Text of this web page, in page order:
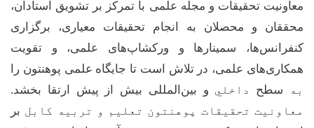
معاونیت تحقیقات و مجله علمی با تمرکز بر تشویق استادان،
محققان و محصلان به انجام تحقیقات معیاری، برگزاری
کنفرانس‌ها، سمینارها و ورکشاپ‌های علمی، و تقویت
همکاری‌های علمی، در تلاش است تا جایگاه علمی پوهنتون را
به
سطح داخلي و بین‌المللی بیش از پیش ارتقا بخشد.
معاونیت تحقیقات پوهنتون تعلیم و تربیه کابل بر